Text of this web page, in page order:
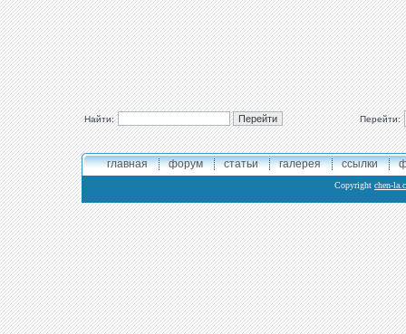
Найти: Перейти:
главная форум статьи галерея ссылки
Copyright chen-